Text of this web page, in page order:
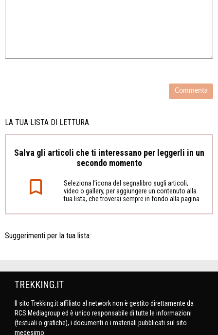
LA TUA LISTA DI LETTURA
Salva gli articoli che ti interessano per leggerli in un
secondo momento
Seleziona l’icona del segnalibro sugli articoli,
video o gallery, per aggiungere un contenuto alla
tua lista, che troverai sempre in fondo alla pagina.
Suggerimenti per la tua lista:
TREKKING.IT
Il sito Trekking.it affiliato al network non è gestito direttamente da
RCS Mediagroup ed è unico responsabile di tutte le informazioni
(testuali o grafiche), i documenti o i materiali pubblicati sul sito
medesimo